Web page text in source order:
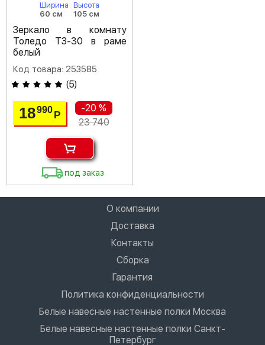
Ширина
60 см
Высота
105 см
Зеркало в комнату
Толедо ТЗ-30 в раме
белый
Код товара: 253585
(5)
18990 Р
-20 %
23 740
под заказ
О компании
Доставка
Контакты
Сборка
Гарантия
Политика конфиденциальности
Белые навесные настенные полки Москва
Белые навесные настенные полки Санкт-
Петербург